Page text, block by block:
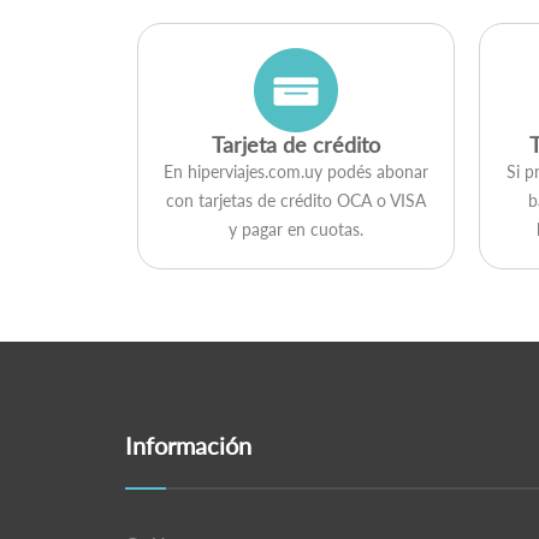
Tarjeta de crédito
En hiperviajes.com.uy podés abonar
con tarjetas de crédito OCA o VISA
y pagar en cuotas.
Si
Información